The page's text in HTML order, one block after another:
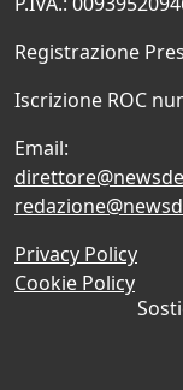
Registrazione
Iscrizione ROC
Email:
Privacy Policy
Cookie Policy